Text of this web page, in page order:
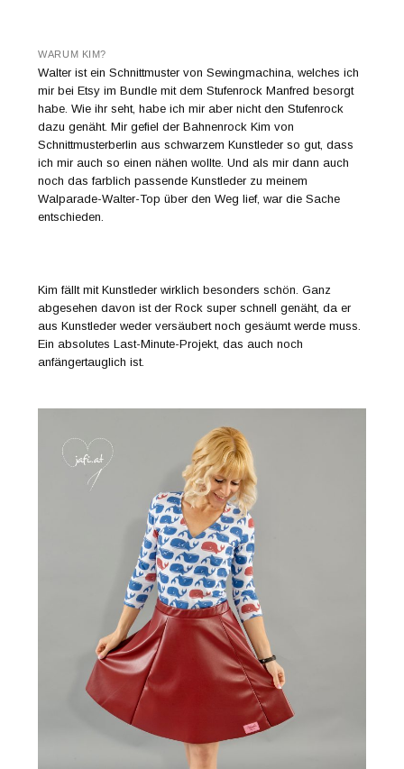
WARUM KIM?
Walter ist ein Schnittmuster von Sewingmachina, welches ich
mir bei Etsy im Bundle mit dem Stufenrock Manfred besorgt
habe. Wie ihr seht, habe ich mir aber nicht den Stufenrock
dazu genäht. Mir gefiel der Bahnenrock Kim von
Schnittmusterberlin aus schwarzem Kunstleder so gut, dass
ich mir auch so einen nähen wollte. Und als mir dann auch
noch das farblich passende Kunstleder zu meinem
Walparade-Walter-Top über den Weg lief, war die Sache
entschieden.
Kim fällt mit Kunstleder wirklich besonders schön. Ganz
abgesehen davon ist der Rock super schnell genäht, da er
aus Kunstleder weder versäubert noch gesäumt werde muss.
Ein absolutes Last-Minute-Projekt, das auch noch
anfängertauglich ist.